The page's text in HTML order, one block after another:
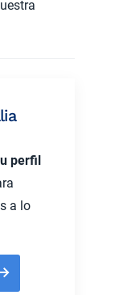
perfil
a lo